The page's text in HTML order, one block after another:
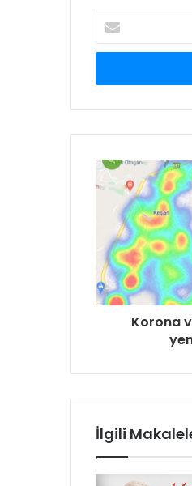
Posta
adresinizi
Korona
İlgili